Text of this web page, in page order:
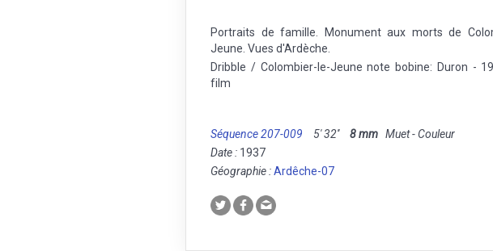
Portraits de famille. Monument aux morts de
Jeune. Vues d'Ardèche.
Dribble / Colombier-le-Jeune note bobine: Duron -
film
Séquence 207-009 5' 32'' 8 mm Muet - Couleur
Date : 1937
Géographie :Ardêche-07